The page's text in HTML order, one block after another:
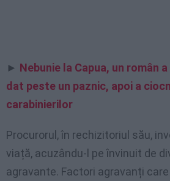
► Nebunie la Capua, un român
dat peste un paznic, apoi a
carabinierilor
Procurorul, în rechizitoriul său,
viață, acuzându-l pe învinuit de
agravante. Factori agravanți